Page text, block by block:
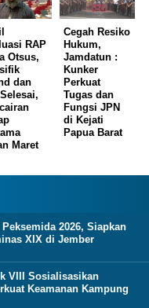
RAP
Otsus,
dan
Maret
Cegah Resiko
Hukum,
Jamdatun :
Kunker
Perkuat
Tugas dan
Fungsi JPN
di Kejati
Papua Barat
2026, Siapkan
XIX di Jember
VIII Sosialisasikan
Keamanan Kampung